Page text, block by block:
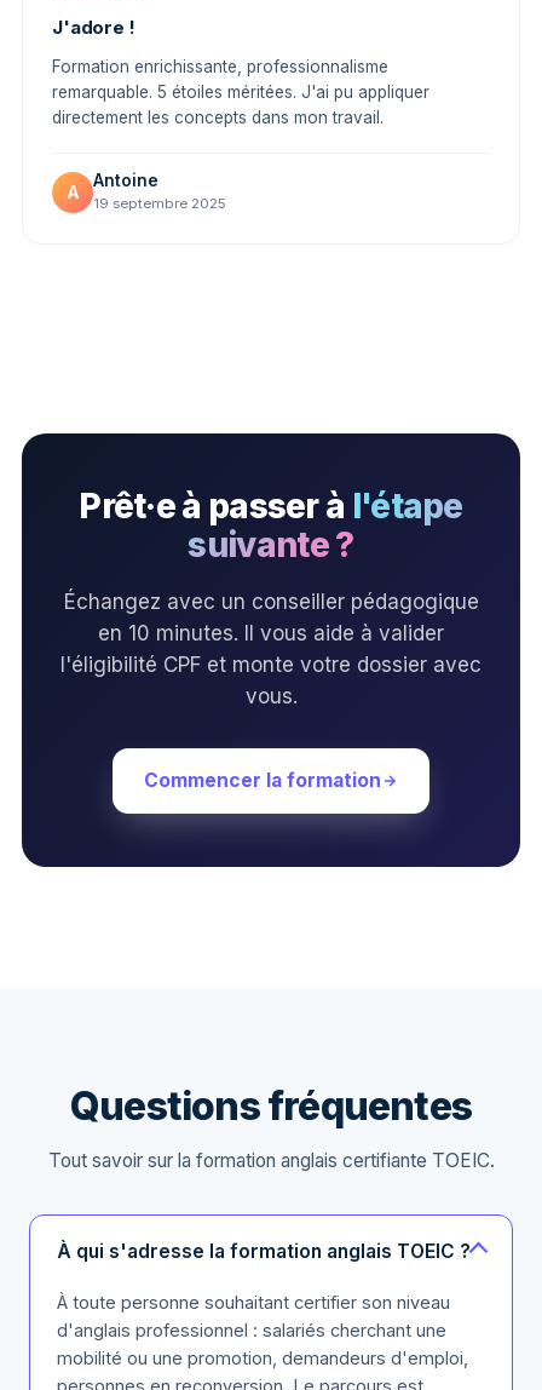
J'adore !
Formation enrichissante, professionnalisme
remarquable. 5 étoiles méritées. J'ai pu appliquer
directement les concepts dans mon travail.
A
Antoine
19 septembre 2025
Prêt·e à passer à l'étape
suivante ?
Échangez avec un conseiller pédagogique
en 10 minutes. Il vous aide à valider
l'éligibilité CPF et monte votre dossier avec
vous.
Commencer la formation
Questions fréquentes
Tout savoir sur la formation anglais certifiante TOEIC.
À qui s'adresse la formation anglais TOEIC ?
À toute personne souhaitant certifier son niveau
d'anglais professionnel : salariés cherchant une
mobilité ou une promotion, demandeurs d'emploi,
personnes en reconversion. Le parcours est